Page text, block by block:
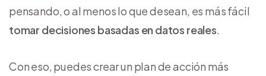
pensando, o al menos lo que desean, es más fácil
tomar decisiones basadas en datos reales.
Con eso, puedes crear un plan de acción más